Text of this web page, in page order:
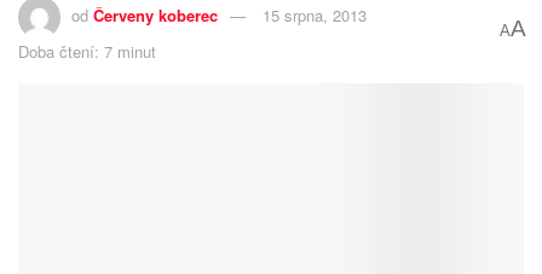
od Červeny koberec
15 srpna, 2013
Doba čtení: 7 minut
AA